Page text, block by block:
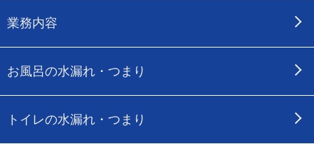
業務内容
お風呂の水漏れ・つまり
トイレの水漏れ・つまり